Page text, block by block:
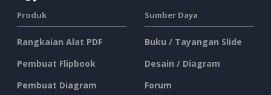
Produk
Rangkaian Alat PDF
Pembuat Flipbook
Pembuat Diagram
Sumber Daya
Buku / Tayangan Slide
Desain / Diagram
Forum